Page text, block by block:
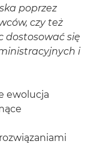
poprzez
czy też
dostosować się
i
ewolucja